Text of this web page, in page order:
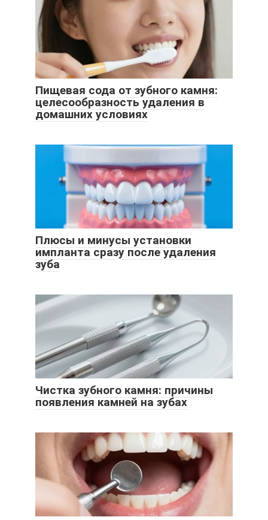
Пищевая сода от зубного камня:
целесообразность удаления в
домашних условиях
Плюсы и минусы установки
импланта сразу после удаления
зуба
Чистка зубного камня: причины
появления камней на зубах